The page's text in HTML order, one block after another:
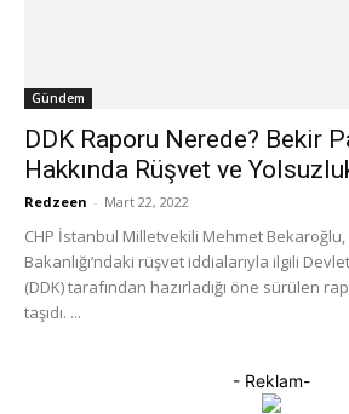
Gündem
DDK Raporu Nerede? Bekir
Hakkında Rüşvet ve
Redzeen - Mart 22, 2022
CHP İstanbul Milletvekili Mehmet Bekaroğlu,
Bakanlığı’ndaki rüşvet iddialarıyla ilgili
(DDK) tarafından hazırladığı öne sürülen
taşıdı. ...
- Reklam-